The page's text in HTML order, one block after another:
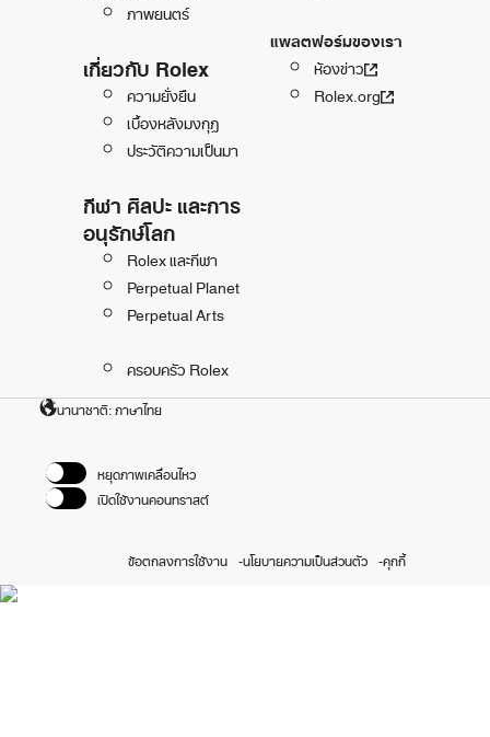
ภาพยนตร์
เกี่ยวกับ Rolex
ความยั่งยืน
เบื้องหลังมงกุฎ
ประวัติความเป็นมา
กีฬา ศิลปะ และการ
อนุรักษ์โลก
Rolex และกีฬา
Perpetual Planet
Perpetual Arts
ครอบครัว Rolex
แพลตฟอร์มของเรา
ห้องข่าว
Rolex.org
นานาชาติ: ภาษาไทย
หยุดภาพเคลื่อนไหว
เปิดใช้งานคอนทราสต์
ข้อตกลงการใช้งาน นโยบายความเป็นส่วนตัว คุกกี้